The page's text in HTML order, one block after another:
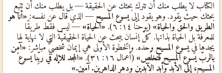
الكتاب لا يطلب منك أن تترك بحثك عن الحقيقة — بل يطلب منك أن تتبع
بحثك حيث يقود. وهو يقود إلى يسوع المسيح — الذي قال عن نفسه: «أنا هو
الطريق والحقّ والحياة» (يوحنّا ١٤: ٦). «الحياة» — ليس فقط طريقًا
للمعرفة بل الحياة بذاتها. كلّ إنسانٍ يبحث عن الحياة الحقيقيّة التي لا نهاية لها
يجدها في يسوع المسيح وحده. والخطوة الأولى هي إيمانٌ شخصيٌّ مباشرٌ: «آمِن
بالربّ يسوع المسيح فتخلُص» (أعمال ١٦: ٣١).
«المجد للإله في ربِّنا يسوع
المسيح، إلى الأبد وأبد الآبدين ودهر الداهرين. آمين.»